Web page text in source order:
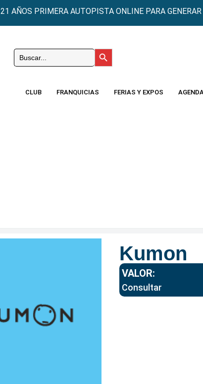
21 AÑOS PRIMERA AUTOPISTA ONLINE PARA
Buscar: Botón de búsqueda
CLUB FRANQUICIAS FERIAS Y EXPOS
Kumon
VALOR:
Consultar